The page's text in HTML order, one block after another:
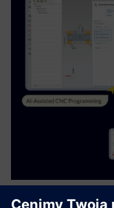
AI-Driven